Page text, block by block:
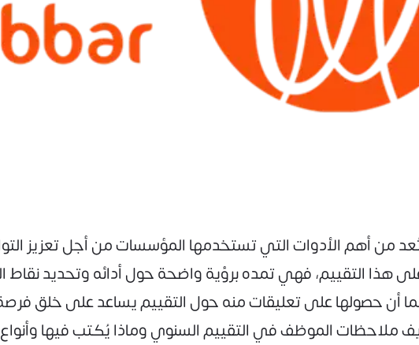
من أهم الأدوات التي تستخدمها المؤسسات من أجل تعزيز
هذا التقييم، فهي تمده برؤية واضحة حول أدائه وتحديد نقاط
حصولها على تعليقات منه حول التقييم يساعد على خلق فرصة
ملاحظات الموظف في التقييم السنوي وماذا يُكتب فيها